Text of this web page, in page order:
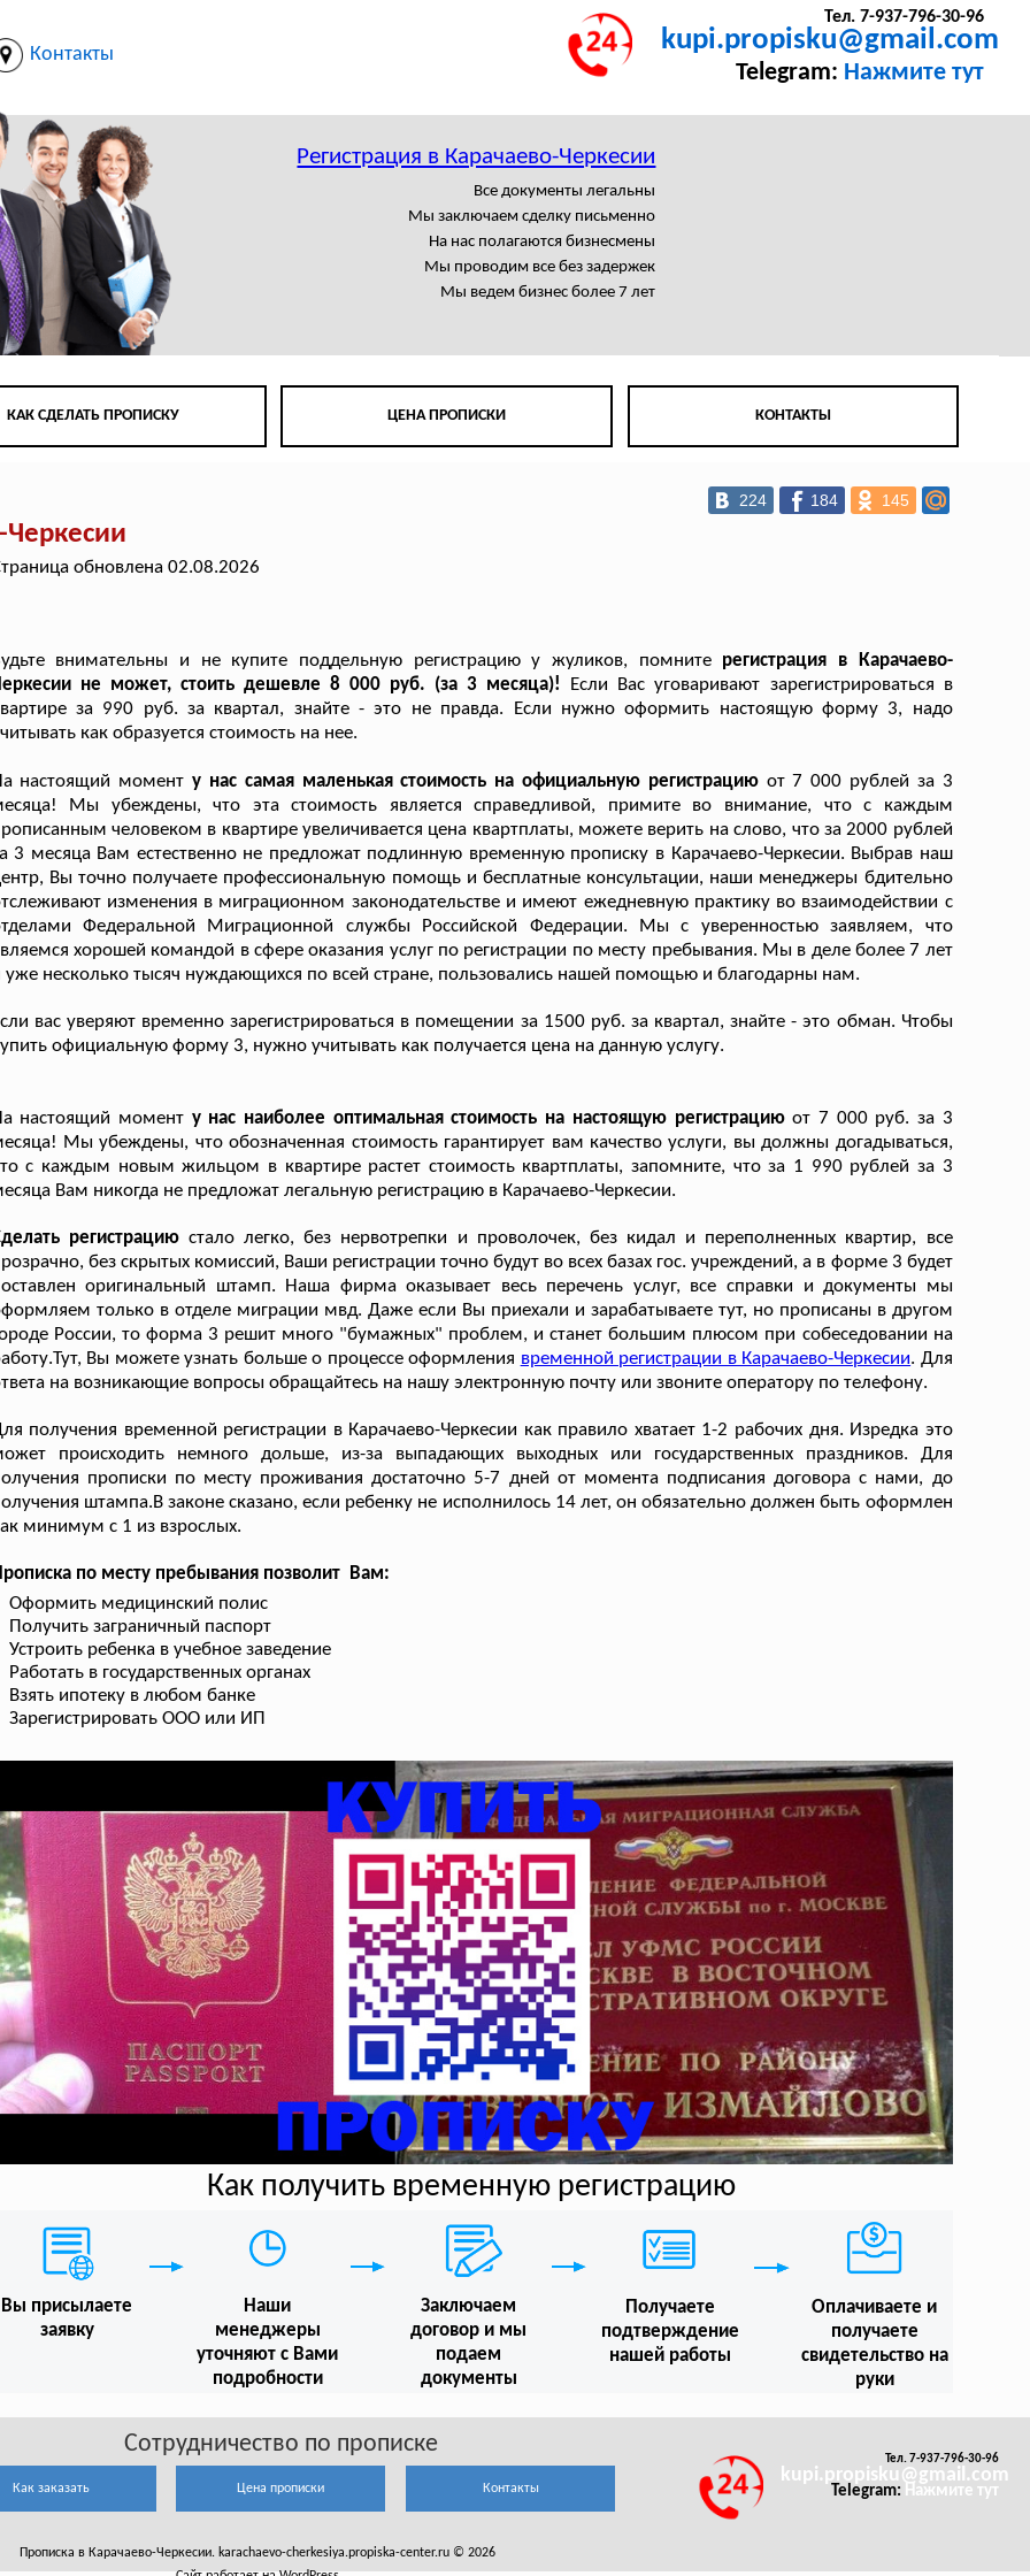
Контакты
Тел. 7-937-796-30-96
kupi.propisku@gmail.com
Telegram: Нажмите тут
Регистрация в Карачаево-Черкесии
Все документы легальны
Мы заключаем сделку письменно
На нас полагаются бизнесмены
Мы проводим все без задержек
Мы ведем бизнес более 7 лет
КАК СДЕЛАТЬ ПРОПИСКУ ЦЕНА ПРОПИСКИ КОНТАКТЫ
224 184 145
обновлена 02.08.2026
внимательны и не купите поддельную регистрацию у жуликов, помните регистрация в Карачаево-
не может, стоить дешевле 8 000 руб. (за 3 месяца)! Если Вас уговаривают зарегистрироваться в
за 990 руб. за квартал, знайте - это не правда. Если нужно оформить настоящую форму 3, надо
как образуется стоимость на нее.
настоящий момент у нас самая маленькая стоимость на официальную регистрацию от 7 000 рублей за 3
Мы убеждены, что эта стоимость является справедливой, примите во внимание, что с каждым
человеком в квартире увеличивается цена квартплаты, можете верить на слово, что за 2000 рублей
3 месяца Вам естественно не предложат подлинную временную прописку в Карачаево-Черкесии. Выбрав наш
Вы точно получаете профессиональную помощь и бесплатные консультации, наши менеджеры бдительно
изменения в миграционном законодательстве и имеют ежедневную практику во взаимодействии с
Федеральной Миграционной службы Российской Федерации. Мы с уверенностью заявляем, что
хорошей командой в сфере оказания услуг по регистрации по месту пребывания. Мы в деле более 7 лет
уже несколько тысяч нуждающихся по всей стране, пользовались нашей помощью и благодарны нам.
вас уверяют временно зарегистрироваться в помещении за 1500 руб. за квартал, знайте - это обман. Чтобы
официальную форму 3, нужно учитывать как получается цена на данную услугу.
настоящий момент у нас наиболее оптимальная стоимость на настоящую регистрациюот 7 000 руб. за 3
Мы убеждены, что обозначенная стоимость гарантирует вам качество услуги, вы должны догадываться,
с каждым новым жильцом в квартире растет стоимость квартплаты, запомните, что за 1 990 рублей за 3
Вам никогда не предложат легальную регистрацию в Карачаево-Черкесии.
регистрациюстало легко, без нервотрепки и проволочек, без кидал и переполненных квартир, все
без скрытых комиссий, Ваши регистрации точно будут во всех базах гос. учреждений, а в форме 3 будет
оригинальный штамп. Наша фирма оказывает весь перечень услуг, все справки и документы мы
только в отделе миграции мвд. Даже если Вы приехали и зарабатываете тут, но прописаны в другом
России, то форма 3 решит много "бумажных" проблем, и станет большим плюсом при собеседовании на
Вы можете узнать больше о процессе оформления временной регистрации в Карачаево-Черкесии. Для
на возникающие вопросы обращайтесь на нашу электронную почту или звоните оператору по телефону.
получения временной регистрации в Карачаево-Черкесии как правило хватает 1-2 рабочих дня. Изредка это
происходить немного дольше, из-за выпадающих выходных или государственных праздников. Для
прописки по месту проживания достаточно 5-7 дней от момента подписания договора с нами, до
штампа.В законе сказано, если ребенку не исполнилось 14 лет, он обязательно должен быть оформлен
минимум с 1 из взрослых.
по месту пребывания позволит Вам:
Оформить медицинский полис
Получить заграничный паспорт
Устроить ребенка в учебное заведение
Работать в государственных органах
Взять ипотеку в любом банке
Зарегистрировать ООО или ИП
Как получить временную регистрацию
Вы присылаете
заявку
Наши
менеджеры
уточняют с Вами
подробности
Заключаем
договор и мы
подаем
документы
Получаете
подтверждение
нашей работы
Оплачиваете и
получаете
свидетельство на
руки
Сотрудничество по прописке
Как заказать Цена прописки Контакты
Тел. 7-937-796-30-96
kupi.propisku@gmail.com
Telegram: Нажмите тут
Прописка в Карачаево-Черкесии. karachaevo-cherkesiya.propiska-center.ru © 2026